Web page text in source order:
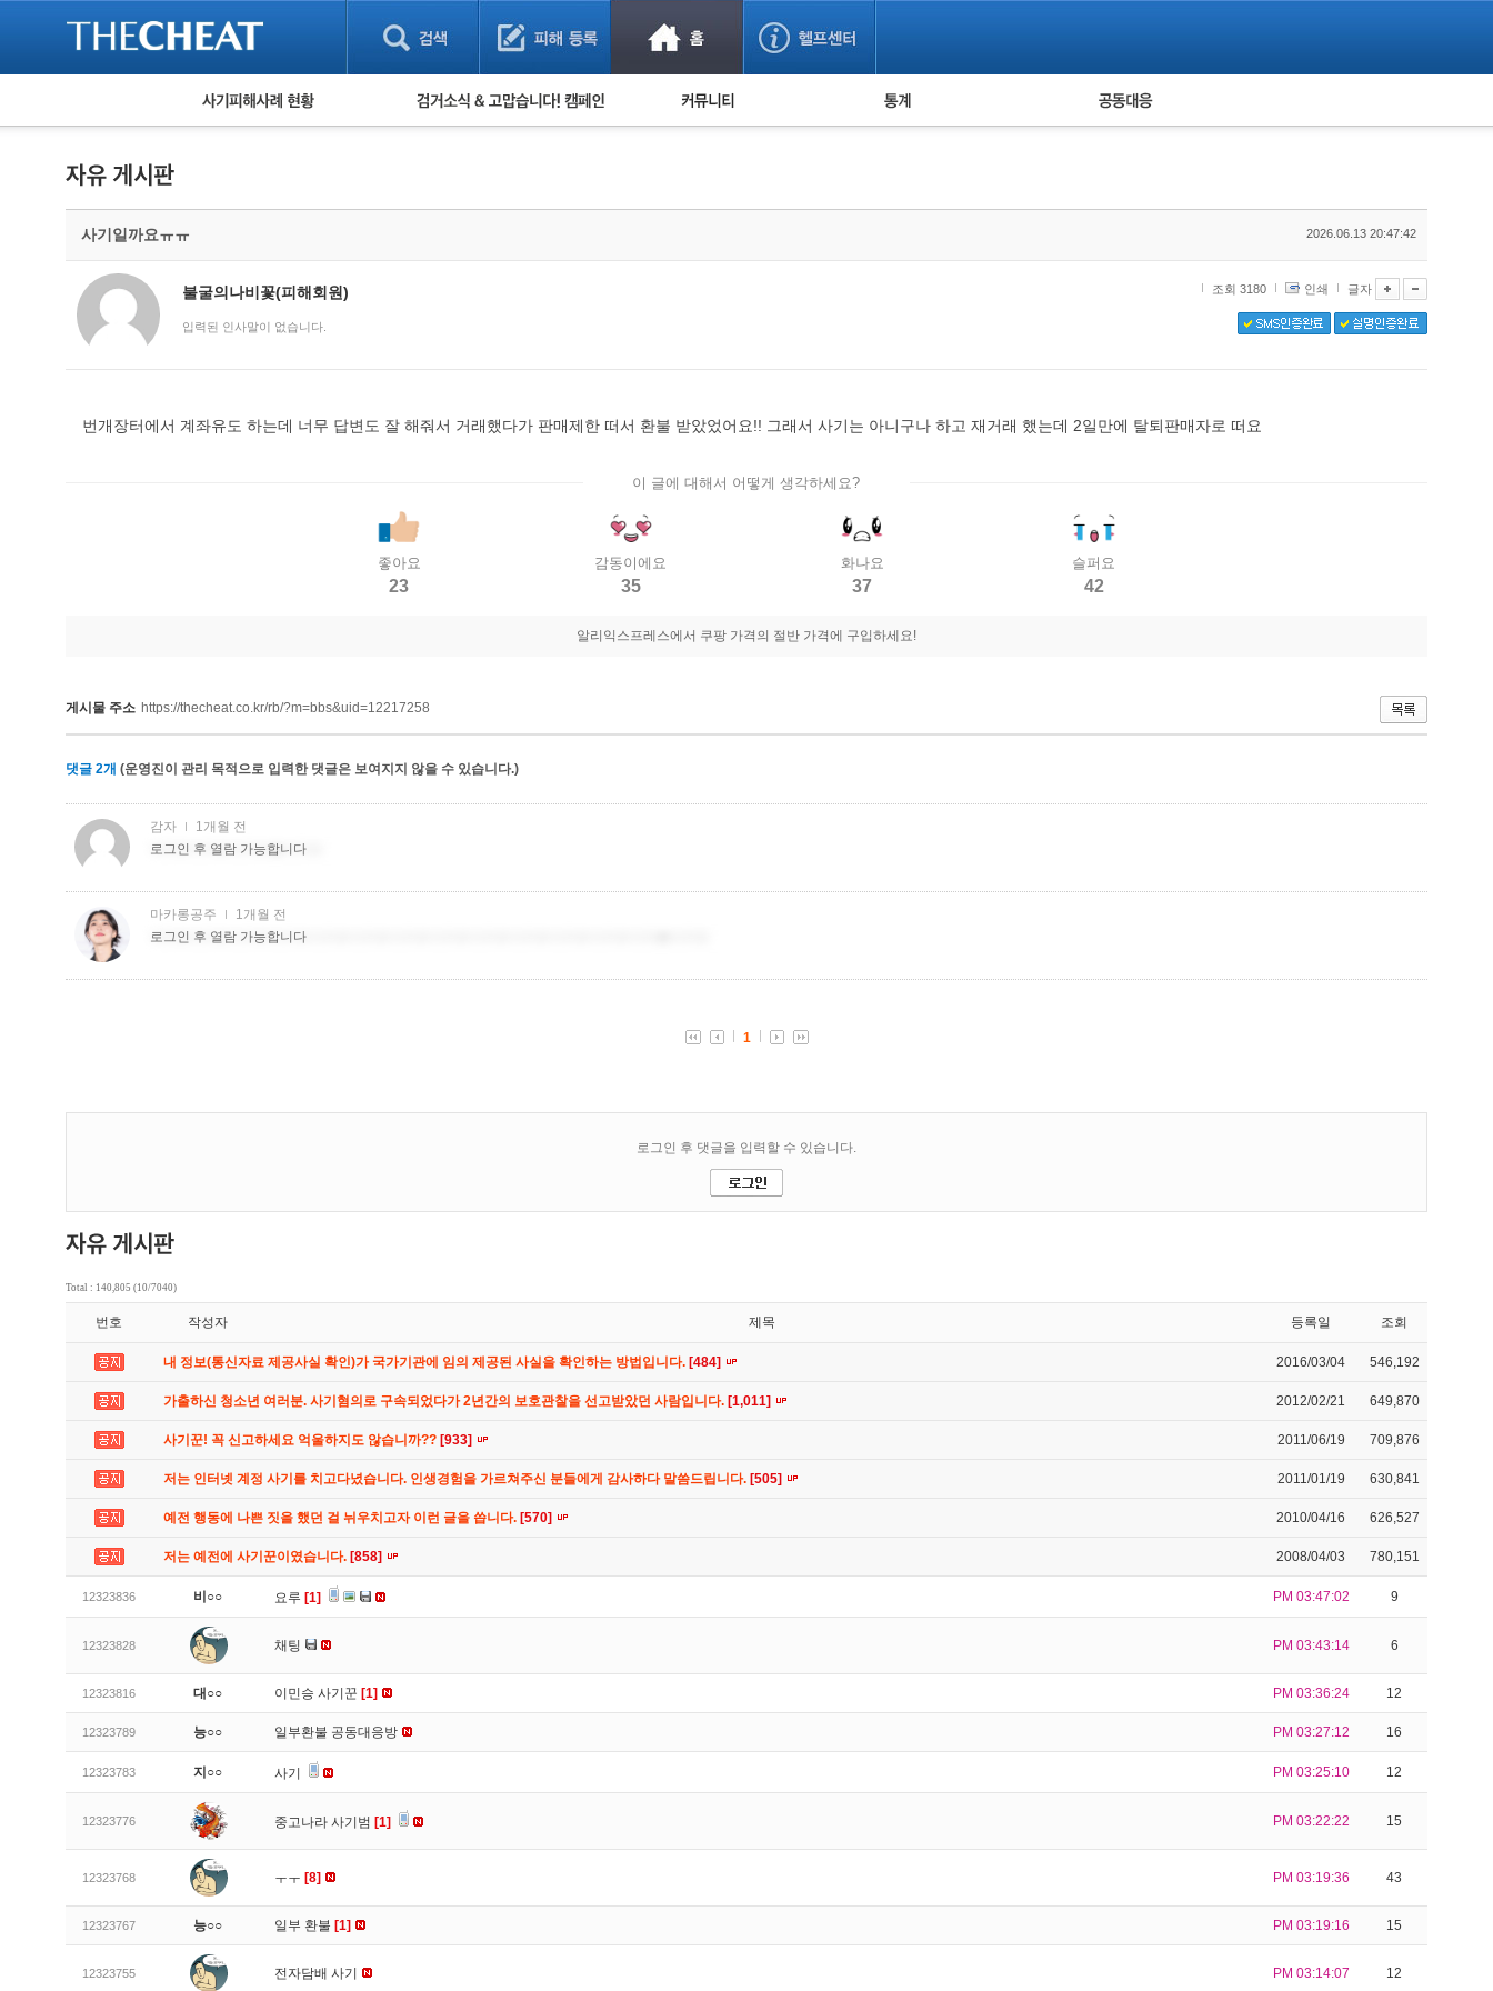
피해사례 현황
유해사이트 목록
비공개 피해사례
워킹홀리데이 피해사례
검거 소식 사기 예방했어요! 누적 피해사례 통계 피해자 공동대응
사기일까요ㅠㅠ 2026.06.13 20:47:42
불굴의나비꽃(피해회원)
입력된 인사말이 없습니다.
조회 3180 인쇄 글자
번개장터에서 계좌유도 하는데 너무 답변도 잘 해줘서 거래했다가 판매제한 떠서 환불 받았었어요!! 그래서 사기는 아니구나 하고 재거래 했는데 2일만에 탈퇴판매자로 떠요
이 글에 대해서 어떻게 생각하세요?
좋아요
23
감동이에요
35
화나요
37
슬퍼요
42
알리익스프레스에서 쿠팡 가격의 절반 가격에 구입하세요!
게시물 주소 https://thecheat.co.kr/rb/?m=bbs&uid=12217258
댓글 2개 (운영진이 관리 목적으로 입력한 댓글은 보여지지 않을 수 있습니다.)
Total : 140,805 (10/7040)
번호 작성자 제목 등록일 조회
내 정보(통신자료 제공사실 확인)가 국가기관에 임의 제공된 사실을 확인하는 방법입니다. [484] 2016/03/04 546,192
가출하신 청소년 여러분. 사기혐의로 구속되었다가 2년간의 보호관찰을 선고받았던 사람입니다. [1,011] 2012/02/21 649,870
사기꾼! 꼭 신고하세요 억울하지도 않습니까?? [933] 2011/06/19 709,876
저는 인터넷 계정 사기를 치고다녔습니다. 인생경험을 가르쳐주신 분들에게 감사하다 말씀드립니다. [505] 2011/01/19 630,841
예전 행동에 나쁜 짓을 했던 걸 뉘우치고자 이런 글을 씁니다. [570] 2010/04/16 626,527
저는 예전에 사기꾼이였습니다. [858] 2008/04/03 780,151
12323836 비○○ 요루 [1] PM 03:47:02 9
12323828 채팅 PM 03:43:14 6
12323816 대○○ 이민승 사기꾼 [1] PM 03:36:24 12
12323789 능○○ 일부환불 공동대응방 PM 03:27:12 16
12323783 지○○ 사기 PM 03:25:10 12
12323776 중고나라 사기범 [1] PM 03:22:22 15
12323768 ㅜㅜ [8] PM 03:19:36 43
12323767 능○○ 일부 환불 [1] PM 03:19:16 15
12323755 전자담배 사기 PM 03:14:07 12